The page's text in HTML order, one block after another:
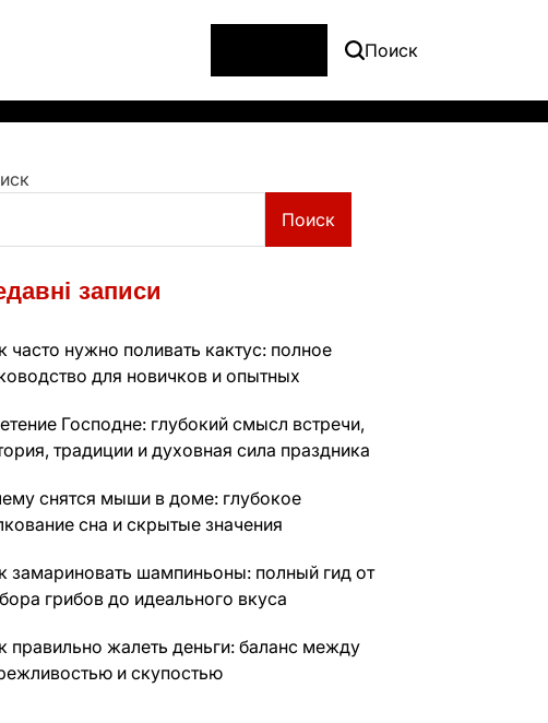
Поиск
Поиск
записи
часто нужно поливать кактус: полное
для новичков и опытных
Господне: глубокий смысл встречи,
традиции и духовная сила праздника
снятся мыши в доме: глубокое
сна и скрытые значения
замариновать шампиньоны: полный гид от
грибов до идеального вкуса
правильно жалеть деньги: баланс между
и скупостью